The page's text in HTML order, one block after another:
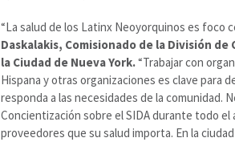
“La salud de los Latinx Neoyorquinos es foco
Daskalakis, Comisionado de la División
la Ciudad de Nueva York.“Trabajar con
Hispana y otras organizaciones es clave para
responda a las necesidades de la comunidad.
Concientización sobre el SIDA durante todo
proveedores que su salud importa. En la